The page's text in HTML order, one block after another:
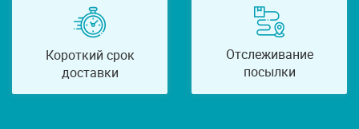
Короткий срок
доставки
Отслеживание
посылки